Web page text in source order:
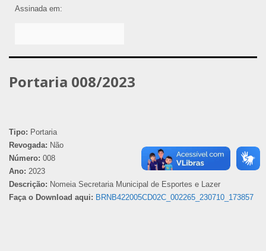
Assinada em:
Portaria 008/2023
Tipo: Portaria
Revogada: Não
Número: 008
Ano: 2023
Descrição: Nomeia Secretaria Municipal de Esportes e Lazer
Faça o Download aqui: BRNB422005CD02C_002265_230710_173857